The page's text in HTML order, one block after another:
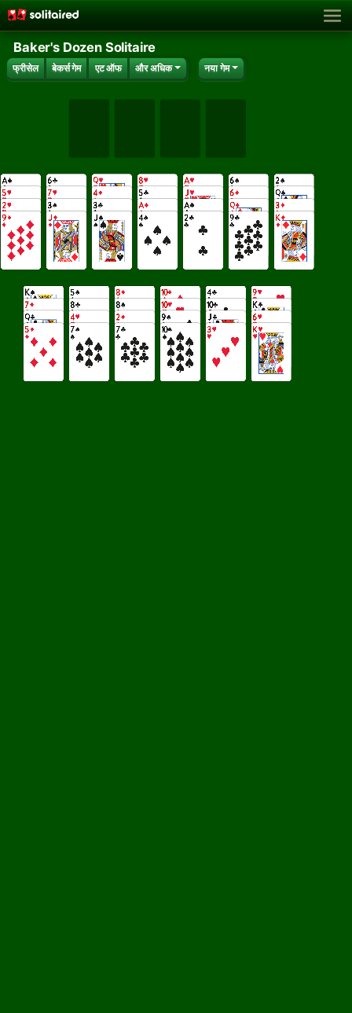
Baker's Dozen Solitaire
फ्रीसेल बेकर्स गेम एट ऑफ और अधिक नया गेम